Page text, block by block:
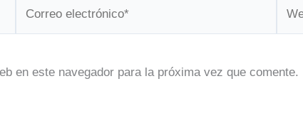
en este navegador para la próxima vez que comente.